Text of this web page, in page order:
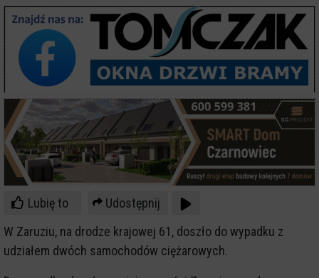
Lubię to
Udostępnij
W Zaruziu, na drodze krajowej 61, doszło do wypadku z
udziałem dwóch samochodów ciężarowych.